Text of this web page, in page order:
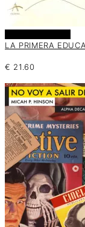
LA PRIMERA
€ 21.60